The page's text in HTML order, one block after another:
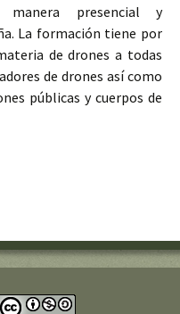
presencial y
La formación tiene por
de drones a todas
de drones así como
públicas y cuerpos de
AESA gratuita para